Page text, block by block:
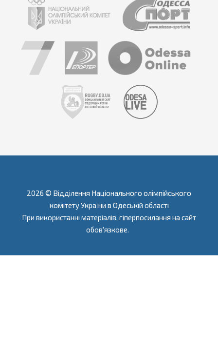
2026 © Відділення Національного олімпійського
комітету України в Одеській області
При використанні матеріалів, гіперпосилання на сайт
обов'язкове.